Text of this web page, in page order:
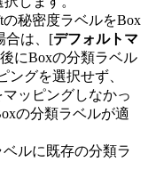
秘密度ラベルをBox
合は、[デフォルトマ
にBoxの分類ラベル
ングを選択せず、
ッピングしなかっ
の分類ラベルが適
ルに既存の分類ラ